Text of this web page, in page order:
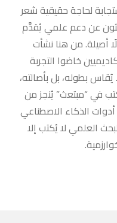
لحاجة حقيقية شعر
عن دعم علمي يُقدَّم
أصيلة. من هنا نشأت
خاضوا التجربة
بطوله، بل بأصالته،
في “مبتعث” يُنجز من
الذكاء الاصطناعي
العلمي لا يُكتب إلا